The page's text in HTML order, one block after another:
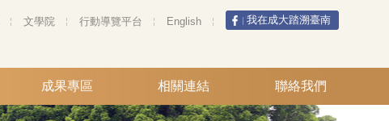
文學院 行動導覽平台 English 我在成大踏溯臺南
成果專區 相關連結 聯絡我們